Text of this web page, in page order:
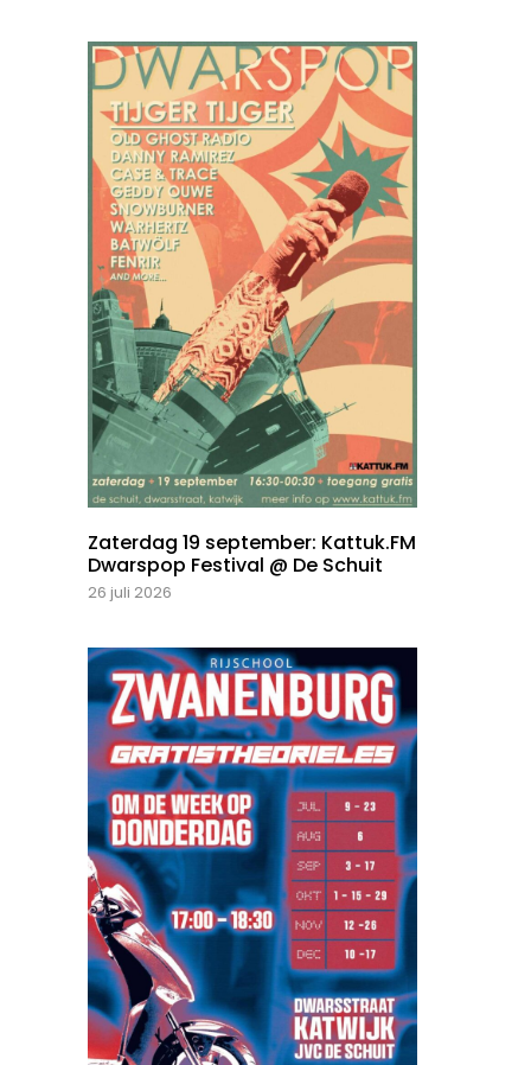
Zaterdag 19 september: Kattuk.FM
Dwarspop Festival @ De Schuit
26 juli 2026